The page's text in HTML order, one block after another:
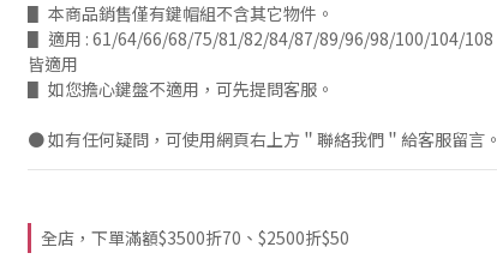
▋ 本商品銷售僅有鍵帽組不含其它物件。
▋ 適用 : 61/64/66/68/75/81/82/84/87/89/96/98/100/104/108
皆適用
▋ 如您擔心鍵盤不適用，可先提問客服。
● 如有任何疑問，可使用網頁右上方＂聯絡我們＂給客服留言。
全店，下單滿額$3500折70、$2500折$50